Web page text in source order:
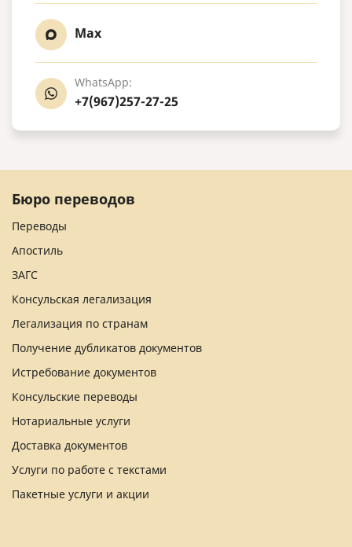
Max
WhatsApp:
+7(967)257-27-25
Бюро переводов
Переводы
Апостиль
ЗАГС
Консульская легализация
Легализация по странам
Получение дубликатов документов
Истребование документов
Консульские переводы
Нотариальные услуги
Доставка документов
Услуги по работе с текстами
Пакетные услуги и акции